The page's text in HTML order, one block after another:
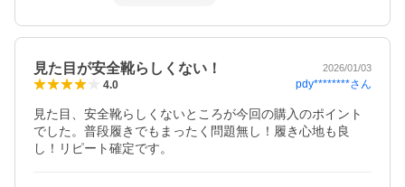
見た目が安全靴らしくない！ 2026/01/03
4.0 pdy********さん
見た目、安全靴らしくないところが今回の購入のポイント
でした。普段履きでもまったく問題無し！履き心地も良
し！リピート確定です。